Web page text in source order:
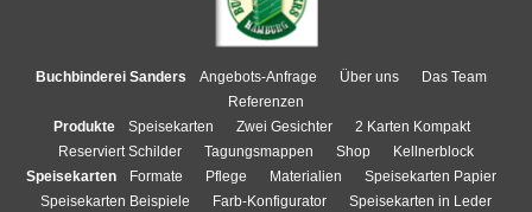
Buchbinderei Sanders Angebots-Anfrage Über uns
Das Team
Referenzen
Produkte
Speisekarten Zwei Gesichter
2 Karten Kompakt
Reserviert Schilder
Tagungsmappen Shop
Kellnerblock
Speisekarten
Formate Pflege Materialien
Speisekarten Papier
Speisekarten Beispiele
Farb-Konfigurator
Speisekarten in Leder